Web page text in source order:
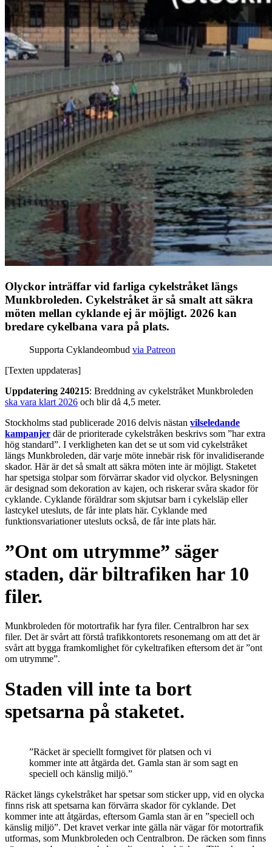
Olyckor inträffar vid farliga cykelstråket längs
Munkbroleden. Cykelstråket är så smalt att säkra
möten mellan cyklande ej är möjligt. 2026 kan
bredare cykelbana vara på plats.
Supporta Cyklandeombud via Patreon
[Texten uppdateras]
Uppdatering 240215: Breddning av cykelstråket Munkbroleden
ska vara klart 2026 och blir då 4,5 meter.
Stockholms stad publicerade 2016 delvis nästan vilseledande
kampanjer där de prioriterade cykelstråken beskrivs som ”har extra
hög standard”. I verkligheten kan det se ut som vid cykelstråket
längs Munkbroleden, där varje möte innebär risk för invalidiserande
skador. Här är det så smalt att säkra möten inte är möjligt. Staketet
har spetsiga stolpar som förvärrar skador vid olyckor. Belysningen
är designad som dekoration av kajen, och riskerar svåra skador för
cyklande. Cyklande föräldrar som skjutsar barn i cykelsläp eller
lastcykel utesluts, de får inte plats här. Cyklande med
funktionsvariationer utesluts också, de får inte plats här.
”Ont om utrymme” säger
staden, där biltrafiken har 10
filer.
Munkbroleden för motortrafik har fyra filer. Centralbron har sex
filer. Det är svårt att förstå trafikkontorets resonemang om att det är
svårt att bygga framkomlighet för cykeltrafiken eftersom det är ”ont
om utrymme”.
Staden vill inte ta bort
spetsarna på staketet.
”Räcket är speciellt formgivet för platsen och vi
kommer inte att åtgärda det. Gamla stan är som sagt en
speciell och känslig miljö.”
Räcket längs cykelstråket har spetsar som sticker upp, vid en olycka
finns risk att spetsarna kan förvärra skador för cyklande. Det
kommer inte att åtgärdas, eftersom Gamla stan är en ”speciell och
känslig miljö”. Det kravet verkar inte gälla när vägar för motortrafik
utformas, som Munkbroleden och Centralbron. De räcken som finns